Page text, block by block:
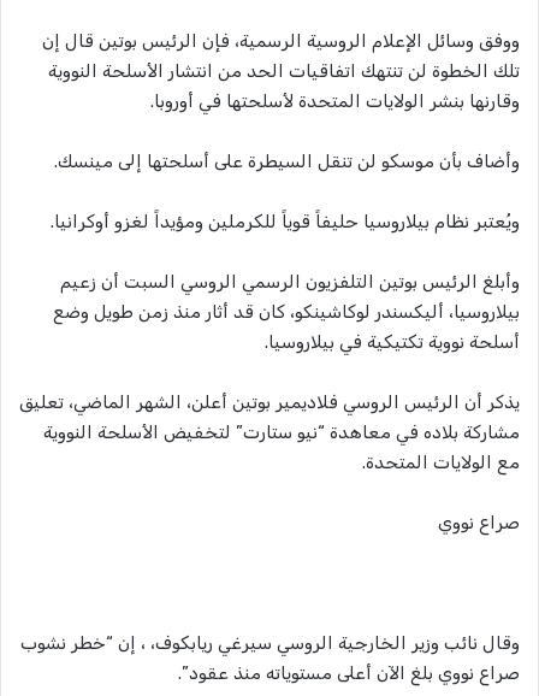
ووفق وسائل الإعلام الروسية الرسمية، فإن الرئيس بوتين قال إن
تلك الخطوة لن تنتهك اتفاقيات الحد من انتشار الأسلحة النووية
وقارنها بنشر الولايات المتحدة لأسلحتها في أوروبا.
وأضاف بأن موسكو لن تنقل السيطرة على أسلحتها إلى مينسك.
ويُعتبر نظام بيلاروسيا حليفاً قوياً للكرملين ومؤيداً لغزو أوكرانيا.
وأبلغ الرئيس بوتين التلفزيون الرسمي الروسي السبت أن زعيم
بيلاروسيا، أليكسندر لوكاشينكو، كان قد أثار منذ زمن طويل وضع
أسلحة نووية تكتيكية في بيلاروسيا.
يذكر أن الرئيس الروسي فلاديمير بوتين أعلن، الشهر الماضي، تعليق
مشاركة بلاده في معاهدة “نيو ستارت” لتخفيض الأسلحة النووية
مع الولايات المتحدة.
صراع نووي
وقال نائب وزير الخارجية الروسي سيرغي ريابكوف، ، إن “خطر نشوب
صراع نووي بلغ الآن أعلى مستوياته منذ عقود”.